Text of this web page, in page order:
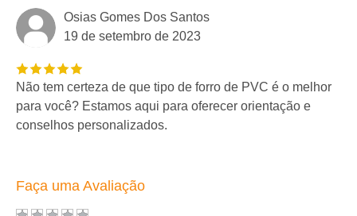
Osias Gomes Dos Santos
19 de setembro de 2023
Não tem certeza de que tipo de forro de PVC é o melhor
para você? Estamos aqui para oferecer orientação e
conselhos personalizados.
Faça uma Avaliação